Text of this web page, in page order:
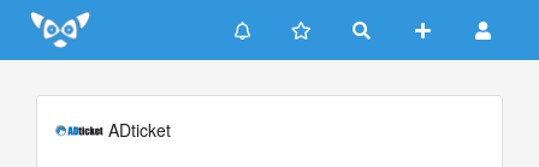
Update cookies preferences
ADticket